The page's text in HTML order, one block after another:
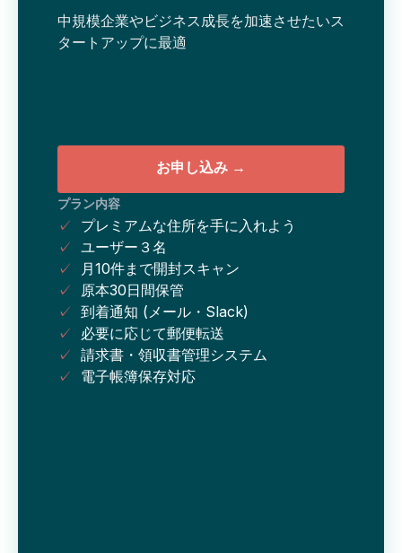
中規模企業やビジネス成長を加速させたいス
タートアップに最適
お申し込み →
プラン内容
✓
プレミアムな住所を手に入れよう
✓ ユーザー３名
✓
月10件まで開封スキャン
✓
原本30日間保管
✓ 到着通知 (メール・Slack)
✓
必要に応じて郵便転送
✓ 請求書・領収書管理システム
✓
電子帳簿保存対応